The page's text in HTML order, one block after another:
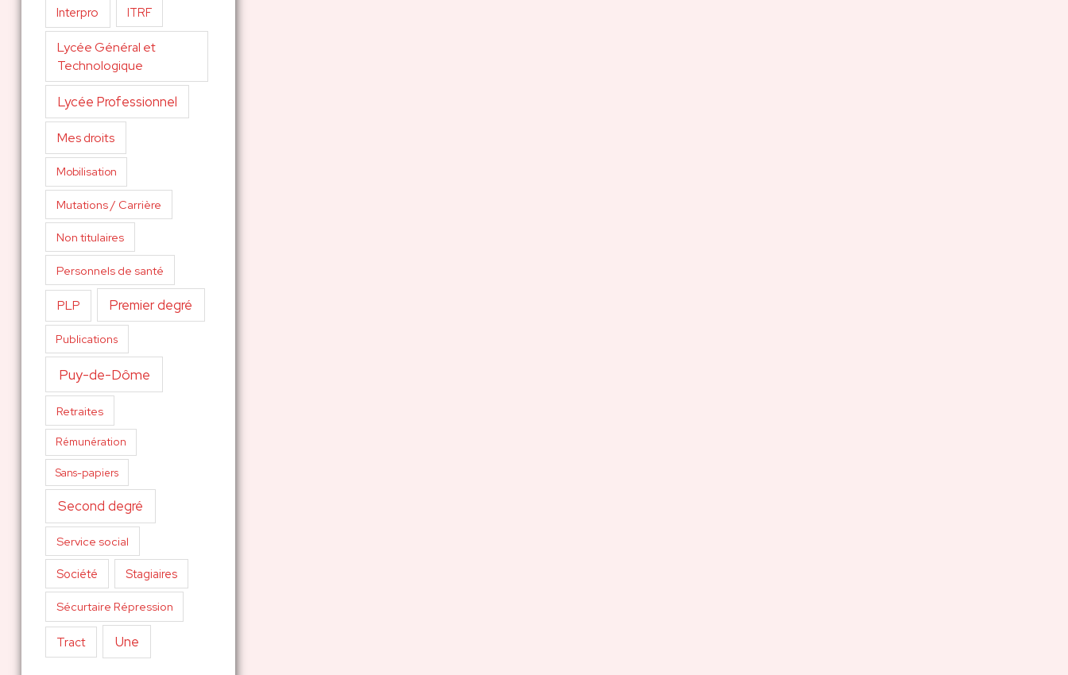
Interpro ITRF
Lycée Général et
Technologique
Lycée Professionnel
Mes droits
Mobilisation
Mutations / Carrière
Non titulaires
Personnels de santé
PLP Premier degré
Publications
Puy-de-Dôme
Retraites
Rémunération
Sans-papiers
Second degré
Service social
Société Stagiaires
Sécurtaire Répression
Tract Une